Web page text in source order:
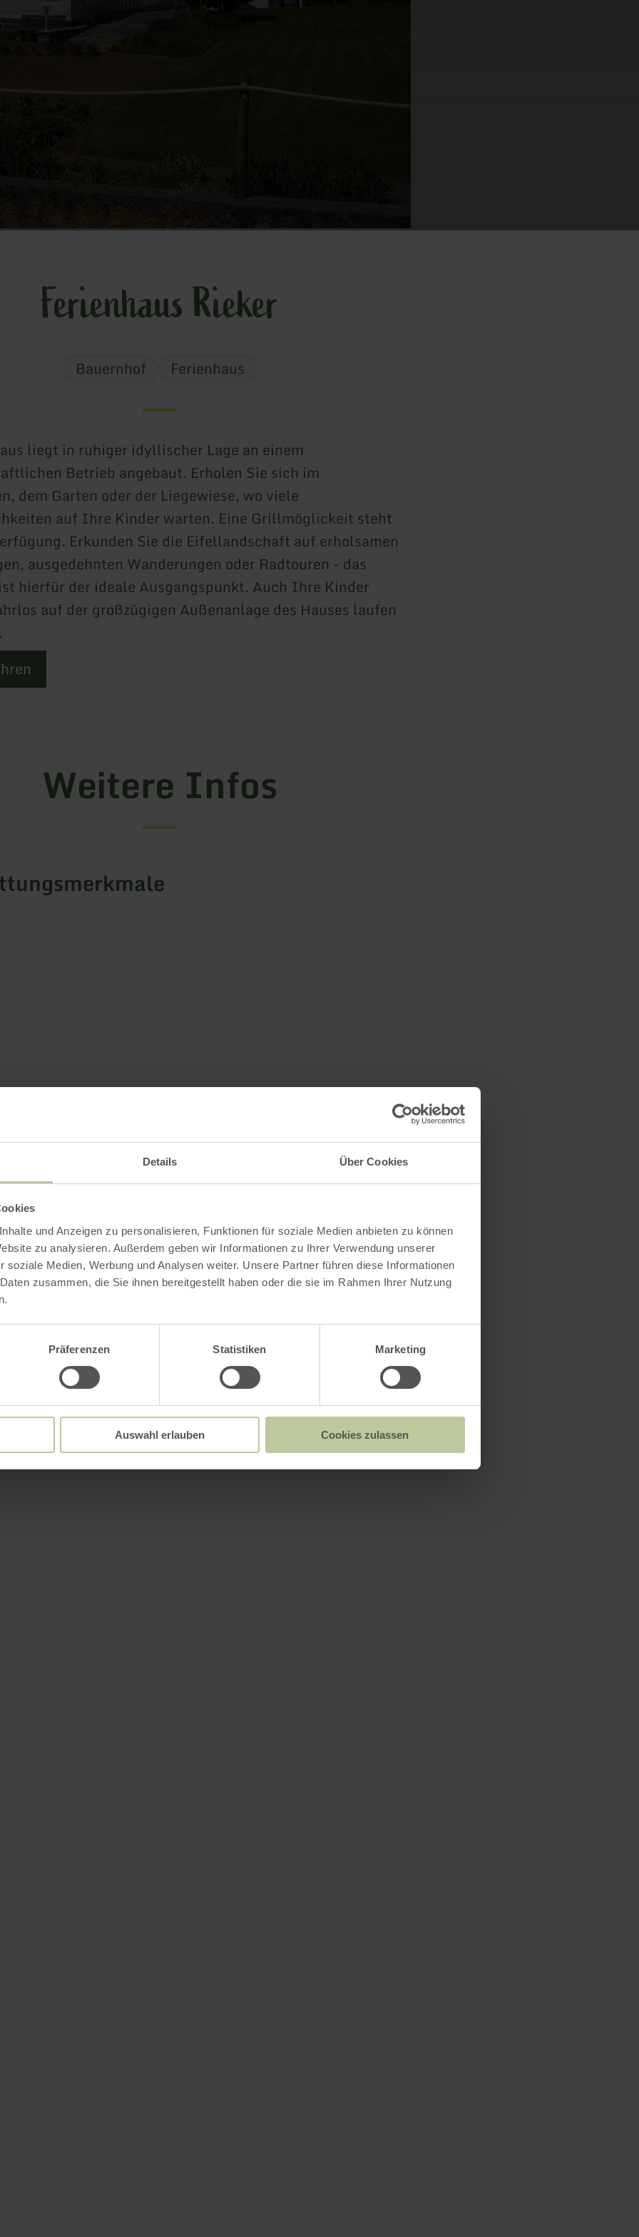
Details Über Cookies
und Anzeigen zu personalisieren, Funktionen für soziale Medien anbieten zu können
zu analysieren. Außerdem geben wir Informationen zu Ihrer Verwendung unserer
soziale Medien, Werbung und Analysen weiter. Unsere Partner führen diese Informationen
zusammen, die Sie ihnen bereitgestellt haben oder die sie im Rahmen Ihrer Nutzung
Präferenzen Statistiken Marketing
Auswahl erlauben Cookies zulassen
Ferienhaus Rieker
Bauernhof Ferienhaus
liegt in ruhiger idyllischer Lage an einem
Betrieb angebaut. Erholen Sie sich im
dem Garten oder der Liegewiese, wo viele
auf Ihre Kinder warten. Eine Grillmöglickeit steht
Erkunden Sie die Eifellandschaft auf erholsamen
ausgedehnten Wanderungen oder Radtouren - das
hierfür der ideale Ausgangspunkt. Auch Ihre Kinder
auf der großzügigen Außenanlage des Hauses laufen
Weitere Infos